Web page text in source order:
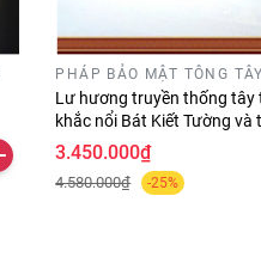
PHÁP BẢO MẬT TÔNG
Lư hương truyền thống tây
khắc nổi Bát Kiết Tường và
Omanipadmehums dài 30
3.450.000₫
4.580.000₫ -25%